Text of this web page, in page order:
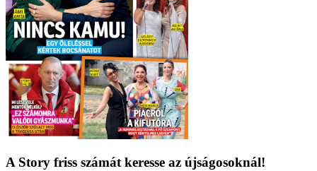
A Story friss számát keresse az újságosoknál!